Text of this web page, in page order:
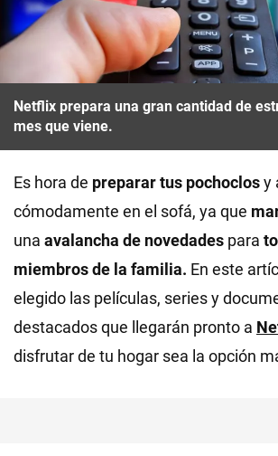
Netflix prepara una gran cantidad de
mes que viene.
Es hora de preparar tus pochoclosy
cómodamente en el sofá, ya que
una avalancha de novedades para
miembros de la familia. En este
elegido las películas, series y
destacados que llegarán pronto a
disfrutar de tu hogar sea la opción